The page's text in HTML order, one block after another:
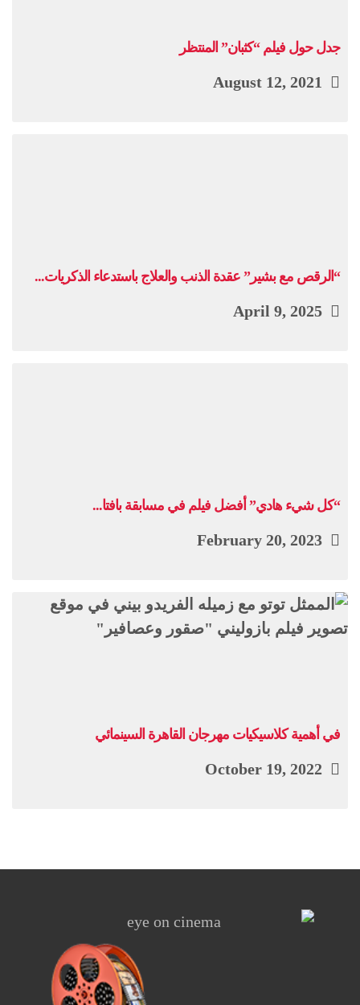
جدل حول فيلم “كثبان” المنتظر
“الرقص مع بشير” عقدة الذنب والعلاج باستدعاء الذكريات...
“كل شيء هادي” أفضل فيلم في مسابقة بافتا...
في أهمية كلاسيكيات مهرجان القاهرة السينمائي